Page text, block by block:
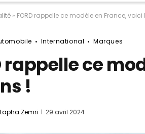
» FORD rappelle ce modèle en France,
International Marques
rappelle ce
!
Zemri 29 avril 2024